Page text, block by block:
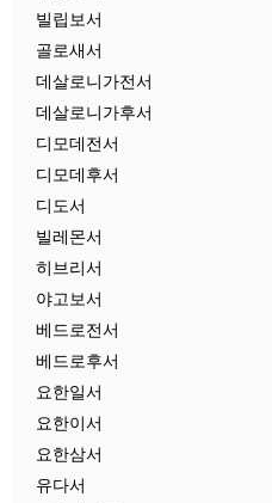
빌립보서
골로새서
데살로니가전서
데살로니가후서
디모데전서
디모데후서
디도서
빌레몬서
히브리서
야고보서
베드로전서
베드로후서
요한일서
요한이서
요한삼서
유다서